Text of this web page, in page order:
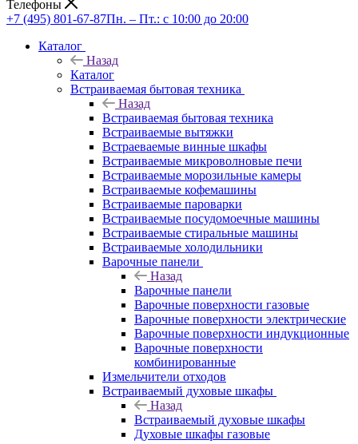
Телефоны
+7 (495) 801-67-87Пн. – Пт.: с 10:00 до 20:00
Каталог
Назад
Каталог
Встраиваемая бытовая техника
Назад
Встраиваемая бытовая техника
Встраиваемые вытяжки
Встраеваемые винные шкафы
Встраиваемые микроволновые печи
Встраиваемые морозильные камеры
Встраиваемые кофемашины
Встраиваемые пароварки
Встраиваемые посудомоечные машины
Встраиваемые стиральные машины
Встраиваемые холодильники
Варочные панели
Назад
Варочные панели
Варочные поверхности газовые
Варочные поверхности электрические
Варочные поверхности индукционные
Варочные поверхности
комбинированные
Измельчители отходов
Встраиваемый духовые шкафы
Назад
Встраиваемый духовые шкафы
Духовые шкафы газовые